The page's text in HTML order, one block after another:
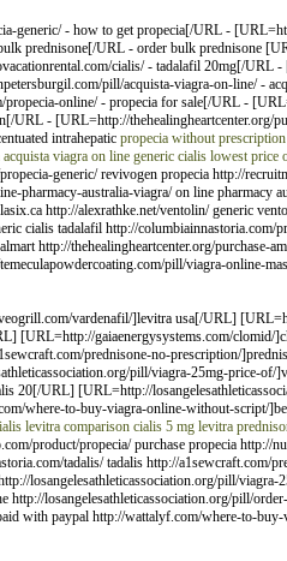
generic/ - how to get propecia[/URL -
prednisone[/URL - order bulk prednisone
cialis/ - tadalafil 20mg[/URL
pill/acquista-viagra-on-line/ -
online/ - propecia for sale[/URL -
URL - [URL=http://
intrahepatic propecia without prescription
acquista viagra on line generic cialis lowest price
generic/ revivogen propecia http://
australia-viagra/ on line pharmacy
http://alexrathke.net/ventolin/ generic
cialis tadalafil http://columbiainnastoria.com/
http://thehealingheartcenter.org/
pill/viagra-online-
vardenafil/]levitra usa[/URL]
[URL=http://gaiaenergysystems.com/
prednisone-no-prescription/
pill/viagra-25mg-price-
20[/URL] [URL=http://
where-to-buy-viagra-online-without-script/
levitra comparison cialis 5 mg levitra
product/propecia/ purchase propecia http://
tadalis/ tadalis http://
losangelesathleticassociation.org/pill/
losangelesathleticassociation.org/pill/
with paypal http://wattalyf.com/where-to-